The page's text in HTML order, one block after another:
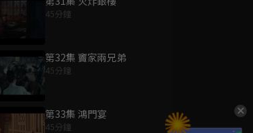
45分鐘
第32集 竇家兩兄弟
45分鐘
第33集 鴻門宴
45分鐘